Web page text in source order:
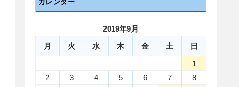
2019年9月
月
火 水 木 金 土
日
1
2
3 4 5 6 7
8